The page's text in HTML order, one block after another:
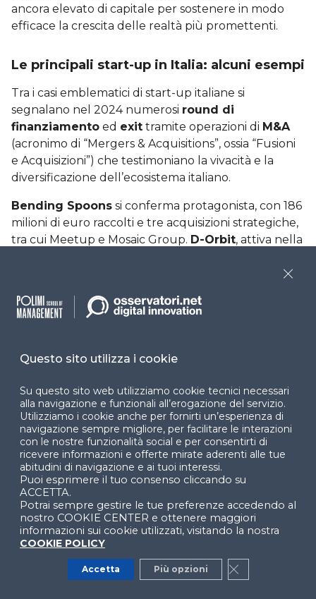
ancora elevato di capitale per sostenere in modo
efficace la crescita delle realtà più promettenti.
Le principali start-up in Italia: alcuni esempi
Tra i casi emblematici di start-up italiane si
segnalano nel 2024 numerosi round di
finanziamento ed exit tramite operazioni di M&A
(acronimo di “Mergers & Acquisitions”, ossia “Fusioni
e Acquisizioni”) che testimoniano la vivacità e la
diversificazione dell’ecosistema italiano.
Bending Spoons si conferma protagonista, con 186
milioni di euro raccolti e tre acquisizioni strategiche,
tra cui Meetup e Mosaic Group. D-Orbit, attiva nella
nel nucleare di quarta generazione, 222 milioni. Il
milioni) e
Genespire(46,6 milioni). Nel fintech,
BetaGlue(18 mln). Sul fronte AI, si è distinta
uno dei più avanzati supercomputer europei;
mentreContents.com , scale-up di content
generation automatica, ha raccolto 18 milioni,
attirando l’interesse di investitori statunitensi.
In termini diexit, il 2024 ha visto ancora l’
di IPO, mentre spiccano le acquisizioni diSwitcho
da parte di Mavriq (20 milioni) eQuestitda parte di
Vection Technologies, a testimonianza di un
ecosistema che punta ancora alle M&A come via
principale di uscita.
Questo sito utilizza i cookie
Su questo sito web utilizziamo cookie tecnici necessari
alla navigazione e funzionali all’erogazione del servizio.
Utilizziamo i cookie anche per fornirti un’esperienza di
navigazione sempre migliore, per facilitare le interazioni
con le nostre funzionalità social e per consentirti di
ricevere informazioni e offerte mirate aderenti alle tue
abitudini di navigazione e ai tuoi interessi.
Puoi esprimere il tuo consenso cliccando su
ACCETTA.
Potrai sempre gestire le tue preferenze accedendo al
nostro COOKIE CENTER e ottenere maggiori
informazioni sui cookie utilizzati, visitando la nostra
COOKIE POLICY
Accetta Più opzioni Close GDPR